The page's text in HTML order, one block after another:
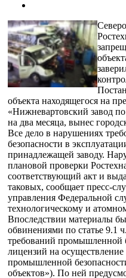
объекта находящегося на
«Нижневартовский завод
на два месяца, вынес
Все дело в нарушениях
безопасности в
принадлежащей заводу.
плановой проверки
соответствующий акт и
таковых, сообщает пресс-
управления Федеральной
технологическому и
Впоследствии материалы
обвинениями по статье
требований промышленной
лицензий на осуществление
промышленной
объектов»). По ней